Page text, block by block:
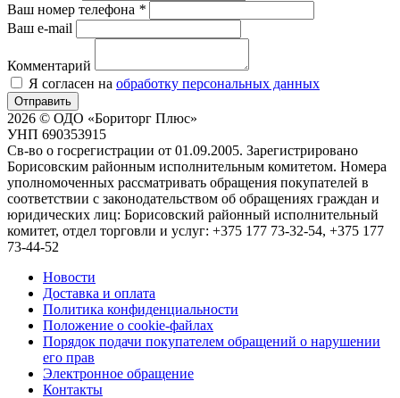
Ваш номер телефона *
Ваш e-mail
Комментарий
Я согласен на обработку персональных данных
Отправить
2026 © ОДО «Бориторг Плюс»
УНП 690353915
Св-во о госрегистрации от 01.09.2005. Зарегистрировано
Борисовским районным исполнительным комитетом. Номера
уполномоченных рассматривать обращения покупателей в
соответствии с законодательством об обращениях граждан и
юридических лиц: Борисовский районный исполнительный
комитет, отдел торговли и услуг: +375 177 73-32-54, +375 177
73-44-52
Новости
Доставка и оплата
Политика конфиденциальности
Положение о cookie-файлах
Порядок подачи покупателем обращений о нарушении
его прав
Электронное обращение
Контакты